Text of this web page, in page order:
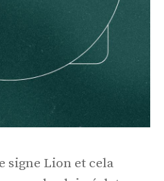
signe Lion et cela